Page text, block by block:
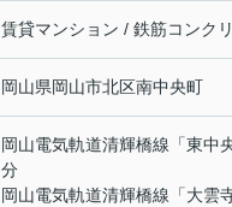
賃貸マンション / 鉄筋コンク
岡山県岡山市北区南中央町
岡山電気軌道清輝橋線 「東中
分
岡山電気軌道清輝橋線 「大雲